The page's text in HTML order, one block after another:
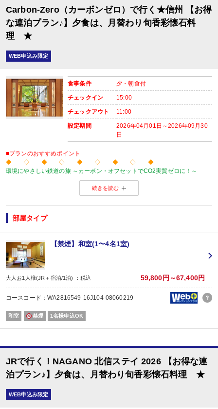
■夕食
場所:
内容:
場所:
レストラン（鹿鳴又は白雲）
内容:
時間：7:30～9：00 最終開始時間8:30
Carbon-Zero（カーボンゼロ）で行く★信州 【お得
な連泊プラン♪】夕食は、月替わり旬香彩懐石料
理 ★
WEB申込み限定
食事条件 夕・朝食付
チェックイン 15:00
チェックアウト 11:00
設定期間
2026年04月01日～2026年09月30
日
■プランのおすすめポイント
◆ ◇ ◆ ◇ ◆ ◇ ◆ ◇ ◆
環境にやさしい鉄道の旅 ～カーボン・オフセットでCO2実質ゼロに！～
当プランの旅行代金にはカーボン・オフセット代金（J-クレジット代金）が含
旅行の移動で排出されるCO2を埋め合わせ（オフセット）出来る仕組みとなっ
※カーボン・オフセットについて、詳しくはこちらをご覧ください。
◆ ◇ ◆ ◇ ◆ ◇ ◆ ◇ ◆
【連泊がお得♪】
２泊以上でお申し込みできる、お得なプランです。
※１泊でのご予約はできません
※すべての宿泊日が同一条件となります。
【おたのしみメニュー】
・貸切風呂45分1,000円でご利用ＯＫ
（通常45分2,000円／チェックイン時先
・誕生日又は賀寿の方はケーキと記念写真付。結婚記念日の方はリキュール酒
※記念日前後二週間が宿泊期間中に含まれる場合に限ります。証明できるも
※予約条件入力の画面でチェックを入れて下さい。
【2名1室でご利用の場合】 おとな1名＋こどもA/B1名OK♪
おとな1名＋こども1名ご利用でも、お子様はこども代金でOK♪
■夕食
場所:
レストラン（鹿鳴又は白雲）
続きを読む
部屋タイプ
【禁煙】和室(1〜4名1室)
大人お1人様(JR＋宿泊/1泊) ：税込 59,800円～67,400円
コースコード：WA2816549-16J104-08060219
和室 禁煙 1名様申込OK
JRで行く！NAGANO 北信ステイ 2026 【お得な連
泊プラン♪】夕食は、月替わり旬香彩懐石料理 ★
WEB申込み限定